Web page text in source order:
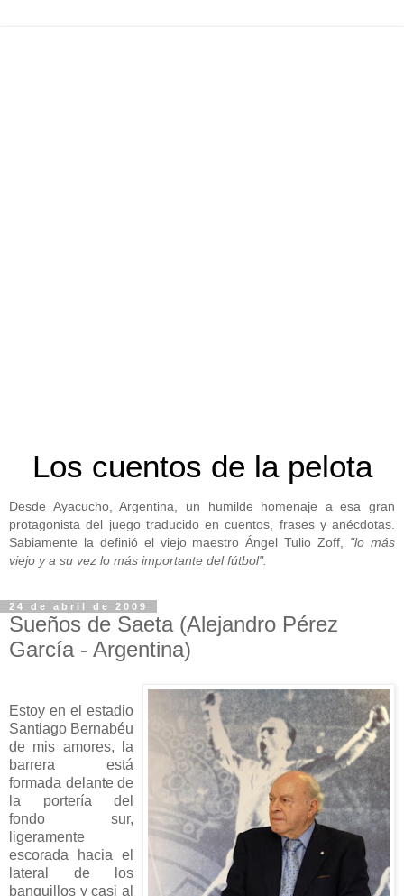
Los cuentos de la pelota
Desde Ayacucho, Argentina, un humilde homenaje a esa gran
protagonista del juego traducido en cuentos, frases y anécdotas.
Sabiamente la definió el viejo maestro Ángel Tulio Zoff, "lo más
viejo y a su vez lo más importante del fútbol".
24 de abril de 2009
Sueños de Saeta (Alejandro Pérez
García - Argentina)
Estoy en el estadio
Santiago Bernabéu
de mis amores, la
barrera está
formada delante de
la portería del
fondo sur,
ligeramente
escorada hacia el
lateral de los
banquillos y casi al